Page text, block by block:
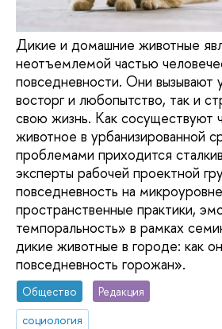
Дикие и домашние животные
неотъемлемой частью
повседневности. Они вызывают
восторг и любопытство, так и
свою жизнь. Как сосуществуют
животное в урбанизированной
проблемами приходится
эксперты рабочей проектной
повседневность на
пространственные практики,
темпоральность» в рамках
дикие животные в городе: как
повседневность горожан».
Общество
Редакция
социология